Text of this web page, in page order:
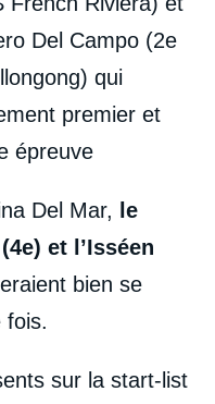
Del Campo (2e
qui
premier et
épreuve
Del Mar,
le
et l’Isséen
bien se
fois.
sur la start-list